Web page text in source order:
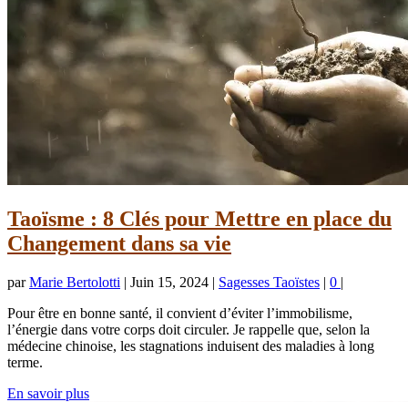
Taoïsme : 8 Clés pour Mettre en place du
Changement dans sa vie
parMarie Bertolotti | Juin 15, 2024 | Sagesses Taoïstes | 0 |
Pour être en bonne santé, il convient d’éviter l’immobilisme,
l’énergie dans votre corps doit circuler. Je rappelle que, selon la
médecine chinoise, les stagnations induisent des maladies à long
terme.
En savoir plus